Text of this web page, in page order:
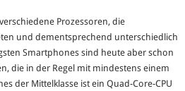
Prozessoren, die
und dementsprechend unterschiedlich
Smartphones sind heute aber schon
die in der Regel mit mindestens einem
der Mittelklasse ist ein Quad-Core-CPU